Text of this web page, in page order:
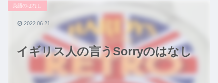
イギリス人の言うSorryのはなし
英語のはなし
2022.06.21